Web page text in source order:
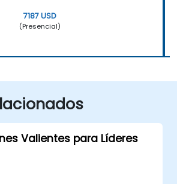
7187 USD
(Presencial)
Valientes para Líderes